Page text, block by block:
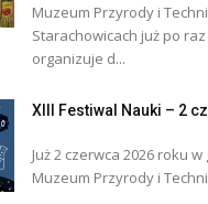
Muzeum Przyrody i
Starachowicach już po
organizuje d...
XIII Festiwal Nauki – 2
Już 2 czerwca 2026 roku w
Muzeum Przyrody i